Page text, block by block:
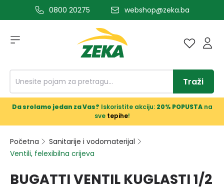
glavni sadržaj0800 20275 webshop@zeka.ba
Traži
Da srolamo jedan za Vas? Iskoristite akciju: 20% POPUSTAna
sve tepihe!
Početna
Sanitarije i vodomaterijal
Ventili, felexibilna crijeva
BUGATTI VENTIL KUGLASTI 1/2